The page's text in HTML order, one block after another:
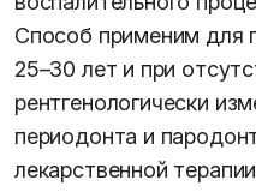
Способ применим для
25–30 лет и при
рентгенологически
периодонта и
лекарственной